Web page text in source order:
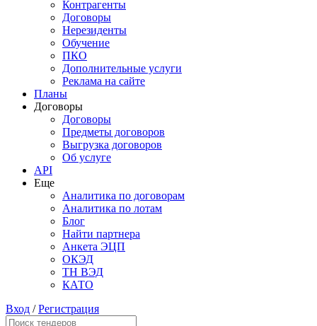
Контрагенты
Договоры
Нерезиденты
Обучение
ПКО
Дополнительные услуги
Реклама на сайте
Планы
Договоры
Договоры
Предметы договоров
Выгрузка договоров
Об услуге
API
Еще
Аналитика по договорам
Аналитика по лотам
Блог
Найти партнера
Анкета ЭЦП
ОКЭД
ТН ВЭД
КАТО
Вход /Регистрация